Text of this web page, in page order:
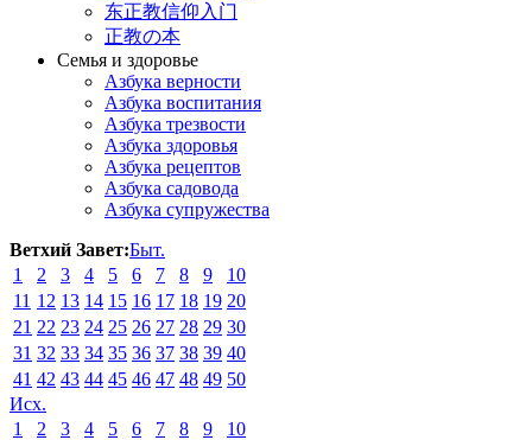
东正教信仰入门
正教の本
Семья и здоровье
Азбука верности
Азбука воспитания
Азбука трезвости
Азбука здоровья
Азбука рецептов
Азбука садовода
Азбука супружества
Ветхий Завет:Быт.
1
2 3 4 5 6 7 8 9
10
11 12 13 14 15 16 17 18 19 20
21 22 23 24 25 26 27 28 29 30
31 32 33 34 35 36 37 38 39 40
41 42 43 44 45 46 47 48 49 50
Исх.
1
2 3 4 5 6 7 8 9
10